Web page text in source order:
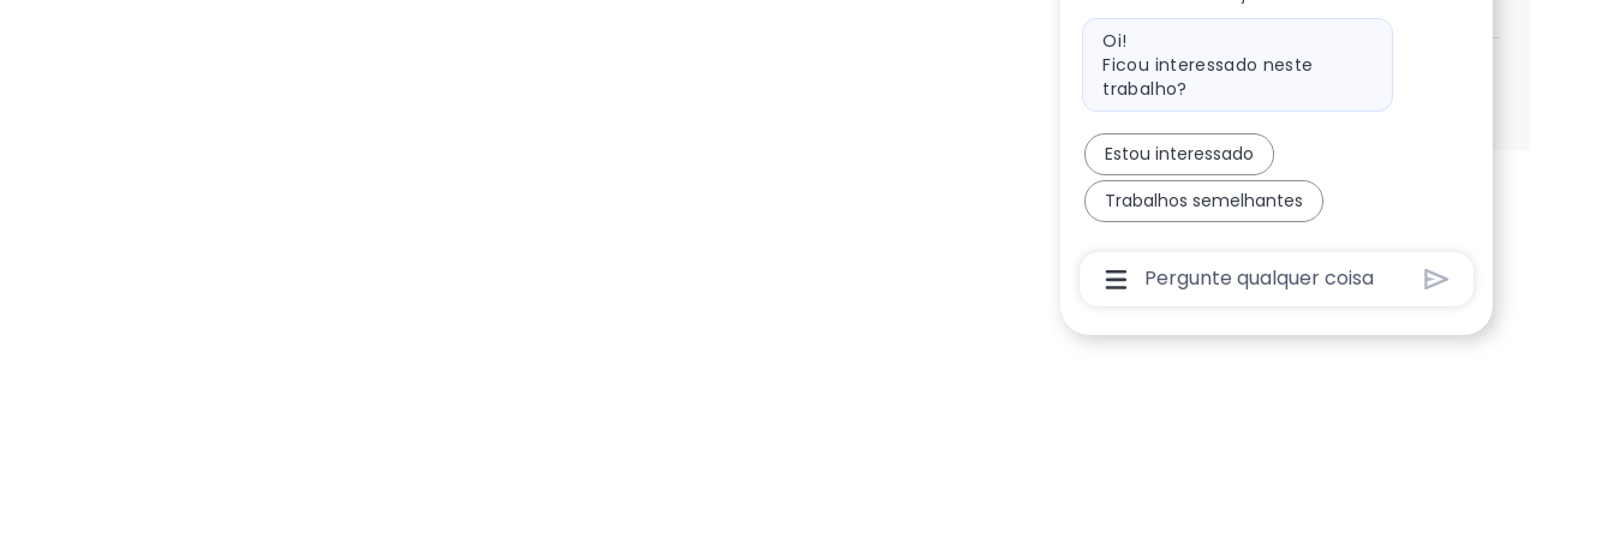
Veja mais
Mensagem do bot
Oi!
Ficou interessado neste
trabalho?
Estou interessado
Trabalhos semelhantes
Caixa De Entrada Do Usuário Do Chatbot Com